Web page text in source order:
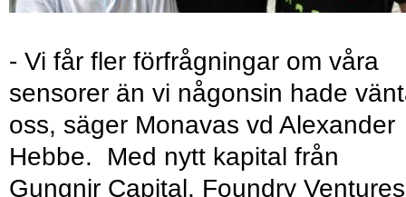
- Vi får fler förfrågningar om våra
sensorer än vi någonsin hade
oss, säger Monavas vd Alexander
Hebbe. Med nytt kapital från
Gungnir Capital, Foundry Ventures